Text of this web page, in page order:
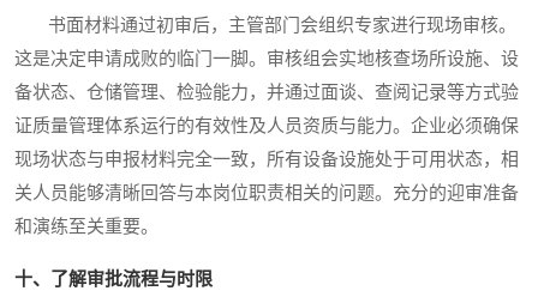
书面材料通过初审后，主管部门会组织专家进行现场审核。
这是决定申请成败的临门一脚。审核组会实地核查场所设施、设
备状态、仓储管理、检验能力，并通过面谈、查阅记录等方式验
证质量管理体系运行的有效性及人员资质与能力。企业必须确保
现场状态与申报材料完全一致，所有设备设施处于可用状态，相
关人员能够清晰回答与本岗位职责相关的问题。充分的迎审准备
和演练至关重要。
十、了解审批流程与时限